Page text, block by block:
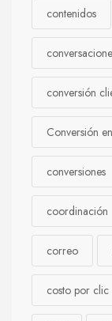
contenidos
conversión
Conversión
conversiones
coordinación
correo
costo por clic